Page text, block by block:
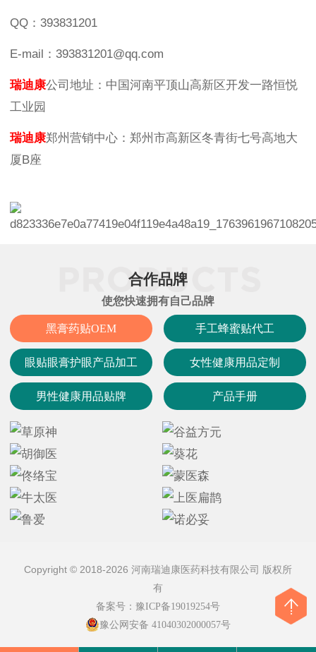
QQ：393831201
E-mail：393831201@qq.com
瑞迪康公司地址：中国河南平顶山高新区开发一路恒悦
工业园
瑞迪康郑州营销中心：郑州市高新区冬青街七号高地大
厦B座
合作品牌
使您快速拥有自己品牌
黑膏药贴OEM 手工蜂蜜贴代工
眼贴眼膏护眼产品加工 女性健康用品定制
男性健康用品贴牌 产品手册
Copyright © 2018-2026 河南瑞迪康医药科技有限公司 版权所
有
备案号： 豫ICP备19019254号
豫公网安备 41040302000057号